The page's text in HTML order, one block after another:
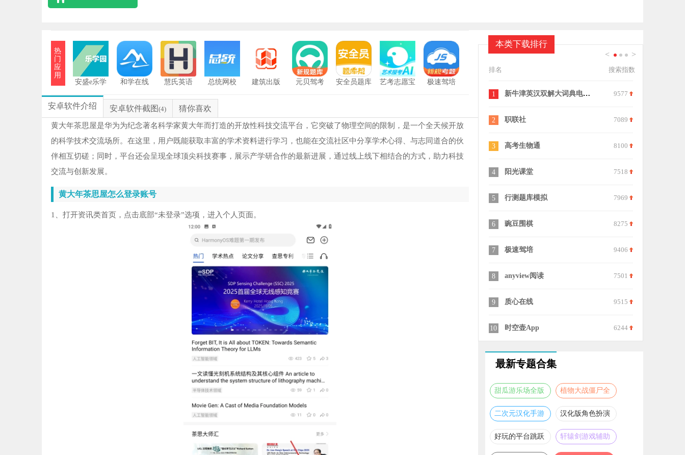
热
门
应
用
安盛e乐学
和学在线 慧氏英语 总统网校 建筑出版 元贝驾考
安全员题库
艺考志愿宝 极速驾培
安卓软件介绍 安卓软件截图 (4) 猜你喜欢
黄大年茶思屋是华为为纪念著名科学家黄大年而打造的开放性科技交流平台，它突破了物理空间的限制，是一个全天候开放
的科学技术交流场所。在这里，用户既能获取丰富的学术资料进行学习，也能在交流社区中分享学术心得、与志同道合的伙
伴相互切磋；同时，平台还会呈现全球顶尖科技赛事，展示产学研合作的最新进展，通过线上线下相结合的方式，助力科技
交流与创新发展。
黄大年茶思屋怎么登录账号
1、打开资讯类首页，点击底部“未登录”选项，进入个人页面。
本类下载排行
< >
排名 搜索指数
1 新牛津英汉双解大词典电子版 9577
2 职联社 7089
3 高考生物通 8100
4 阳光课堂 7518
5 行测题库模拟 7969
6 豌豆围棋 8275
7 极速驾培 9406
8 anyview阅读 7501
9 质心在线 9515
10 时空壶App 6244
最新专题合集
甜瓜游乐场全版
本合集
植物大战僵尸全
版本合集
二次元汉化手游
推荐
汉化版角色扮演
游戏大全
好玩的平台跳跃
游戏合集
轩辕剑游戏辅助
合集